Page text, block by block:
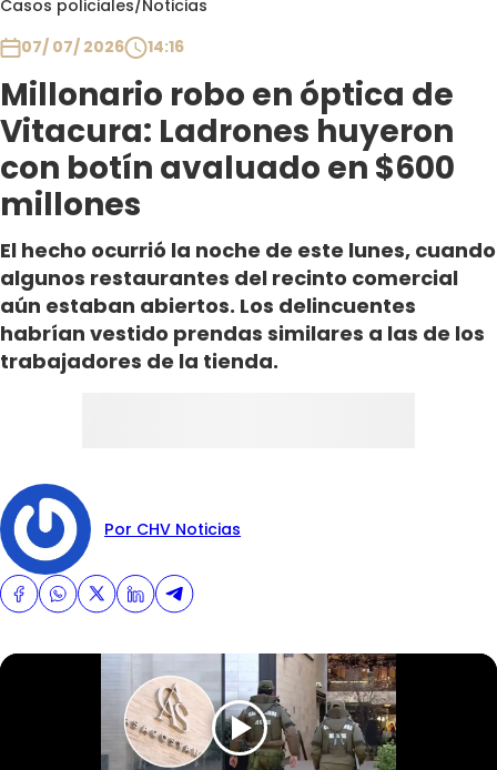
Casos policiales/Noticias
07/ 07/ 2026
14:16
Millonario robo en óptica de
Vitacura: Ladrones huyeron
con botín avaluado en $600
millones
El hecho ocurrió la noche de este lunes, cuando
algunos restaurantes del recinto comercial
aún estaban abiertos. Los delincuentes
habrían vestido prendas similares a las de los
trabajadores de la tienda.
Por CHV Noticias
Club De La Comedia
Contigo en Directo
Plan Perfecto
El Tiempo
Sabingo
Todos Los Programas